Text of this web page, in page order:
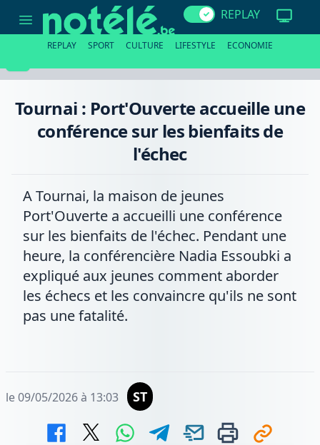
Port'Ouverte
sur
REPLAY
REPLAY SPORT CULTURE LIFESTYLE ECONOMIE
Tournai : Port'Ouverte accueille une
conférence sur les bienfaits de
l'échec
A Tournai, la maison de jeunes
Port'Ouverte a accueilli une conférence
sur les bienfaits de l'échec. Pendant une
heure, la conférencière Nadia Essoubki a
expliqué aux jeunes comment aborder
les échecs et les convaincre qu'ils ne sont
pas une fatalité.
le 09/05/2026 à 13:03 ST